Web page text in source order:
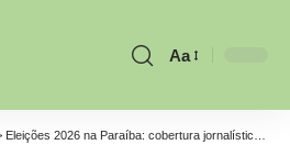
Font
Aa
Eleições 2026 na Paraíba: cobertura jornalística, acessibilidade e o novo padrão do debate político regional